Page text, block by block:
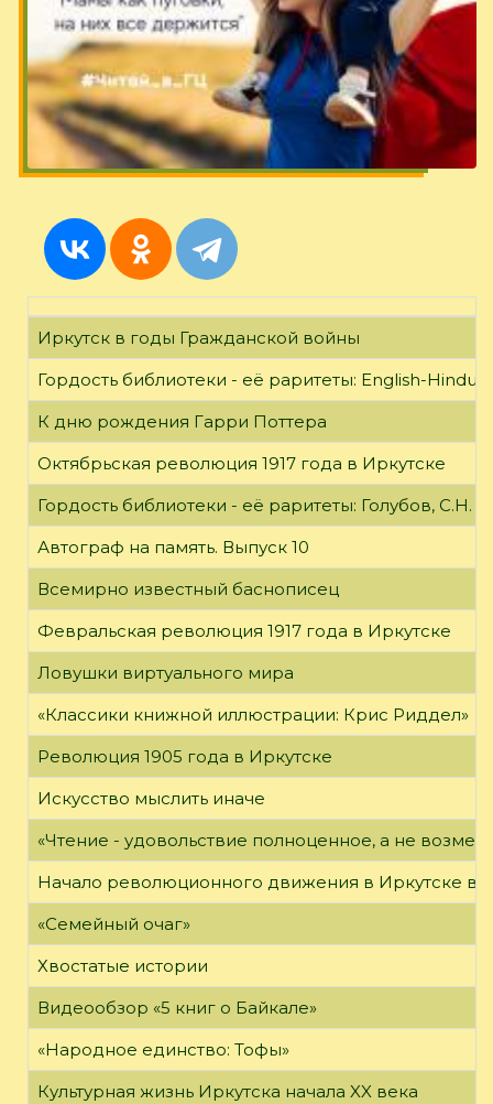
Иркутск в годы Гражданской войны
Гордость библиотеки - её раритеты: English-
К дню рождения Гарри Поттера
Октябрьская революция 1917 года в Иркутске
Гордость библиотеки - её раритеты: Голубов, С.Н.
Автограф на память. Выпуск 10
Всемирно известный баснописец
Февральская революция 1917 года в Иркутске
Ловушки виртуального мира
«Классики книжной иллюстрации: Крис Риддел»
Революция 1905 года в Иркутске
Искусство мыслить иначе
«Чтение - удовольствие полноценное, а не
Начало революционного движения в Иркутске в
«Семейный очаг»
Хвостатые истории
Видеообзор «5 книг о Байкале»
«Народное единство: Тофы»
Культурная жизнь Иркутска начала XX века